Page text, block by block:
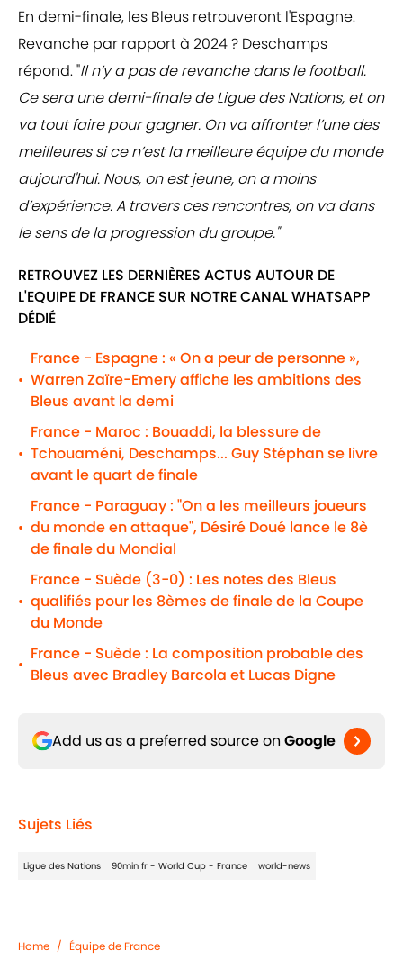
En demi-finale, les Bleus retrouveront l'Espagne.
Revanche par rapport à 2024 ? Deschamps
répond. "Il n’y a pas de revanche dans le football.
Ce sera une demi-finale de Ligue des Nations, et on
va tout faire pour gagner. On va affronter l’une des
meilleures si ce n’est la meilleure équipe du monde
aujourd'hui. Nous, on est jeune, on a moins
d’expérience. A travers ces rencontres, on va dans
le sens de la progression du groupe."
RETROUVEZ LES DERNIÈRES ACTUS AUTOUR DE
L'EQUIPE DE FRANCE SUR NOTRE CANAL WHATSAPP
DÉDIÉ
•
France - Espagne : « On a peur de personne »,
Warren Zaïre-Emery affiche les ambitions des
Bleus avant la demi
•
France - Maroc : Bouaddi, la blessure de
Tchouaméni, Deschamps... Guy Stéphan se livre
avant le quart de finale
•
France - Paraguay : "On a les meilleurs joueurs
du monde en attaque", Désiré Doué lance le 8è
de finale du Mondial
•
France - Suède (3-0) : Les notes des Bleus
qualifiés pour les 8èmes de finale de la Coupe
du Monde
•
France - Suède : La composition probable des
Bleus avec Bradley Barcola et Lucas Digne
Add us as a preferred source on Google
Sujets Liés
Ligue des Nations 90min fr - World Cup - France world-news
Home / Équipe de France